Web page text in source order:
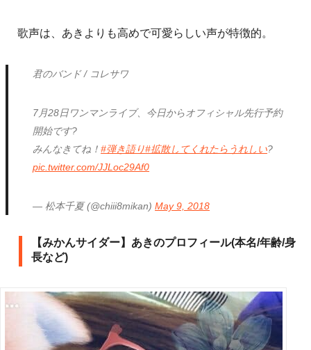
歌声は、あきよりも高めで可愛らしい声が特徴的。
君のバンド / コレサワ
7月28日ワンマンライブ、今日からオフィシャル先行予約
開始です?
みんなきてね！#弾き語り#拡散してくれたらうれしい?
pic.twitter.com/JJLoc29Af0
— 松本千夏 (@chiii8mikan)May 9, 2018
【みかんサイダー】あきのプロフィール(本名/年齢/身
長など)